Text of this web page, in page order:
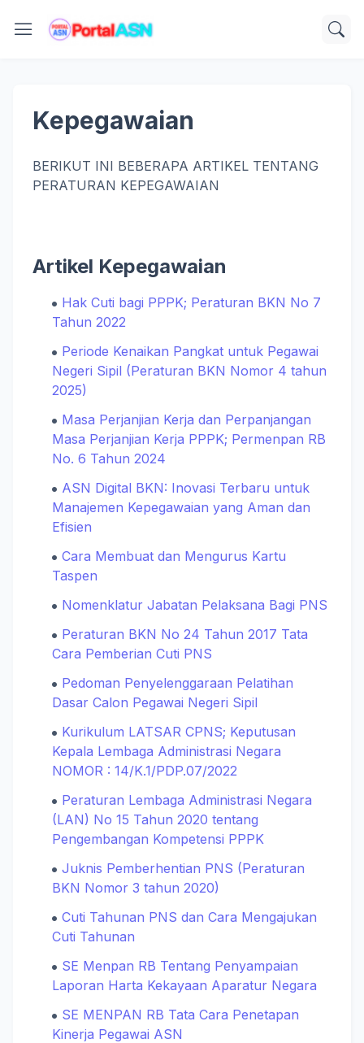
Kepegawaian
BERIKUT INI BEBERAPA ARTIKEL TENTANG
PERATURAN KEPEGAWAIAN
Artikel Kepegawaian
Hak Cuti bagi PPPK; Peraturan BKN No 7
Tahun 2022
Periode Kenaikan Pangkat untuk Pegawai
Negeri Sipil (Peraturan BKN Nomor 4 tahun
2025)
Masa Perjanjian Kerja dan Perpanjangan
Masa Perjanjian Kerja PPPK; Permenpan RB
No. 6 Tahun 2024
ASN Digital BKN: Inovasi Terbaru untuk
Manajemen Kepegawaian yang Aman dan
Efisien
Cara Membuat dan Mengurus Kartu
Taspen
Nomenklatur Jabatan Pelaksana Bagi PNS
Peraturan BKN No 24 Tahun 2017 Tata
Cara Pemberian Cuti PNS
Pedoman Penyelenggaraan Pelatihan
Dasar Calon Pegawai Negeri Sipil
Kurikulum LATSAR CPNS; Keputusan
Kepala Lembaga Administrasi Negara
NOMOR : 14/K.1/PDP.07/2022
Peraturan Lembaga Administrasi Negara
(LAN) No 15 Tahun 2020 tentang
Pengembangan Kompetensi PPPK
Juknis Pemberhentian PNS (Peraturan
BKN Nomor 3 tahun 2020)
Cuti Tahunan PNS dan Cara Mengajukan
Cuti Tahunan
SE Menpan RB Tentang Penyampaian
Laporan Harta Kekayaan Aparatur Negara
SE MENPAN RB Tata Cara Penetapan
Kinerja Pegawai ASN